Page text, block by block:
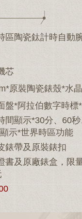
區陶瓷鈦計時自動
芯
原裝陶瓷錶殼*水
盤*阿拉伯數字時標
間顯示*30分、60
示*世界時區功能
錶帶及原裝錶扣
書及原廠錶盒，限